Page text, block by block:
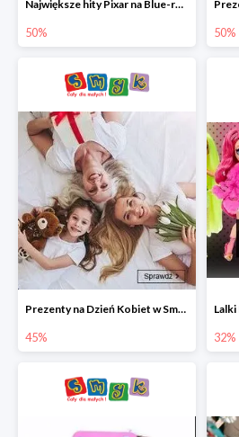
Największe hity Pixar na Blue-rey i DVD w Smyku - drugi film -50%
50% 50%
Prezenty na Dzień Kobiet w Smyku do -45%
45% 32%